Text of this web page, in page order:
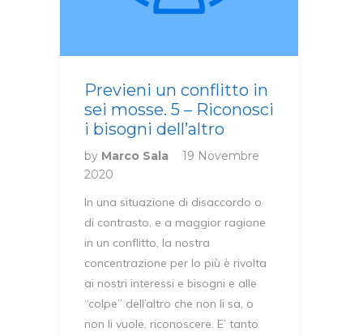
Previeni un conflitto in
sei mosse. 5 – Riconosci
i bisogni dell’altro
by Marco Sala
19 Novembre
2020
In una situazione di disaccordo o
di contrasto, e a maggior ragione
in un conflitto, la nostra
concentrazione per lo più è rivolta
ai nostri interessi e bisogni e alle
“colpe” dell’altro che non li sa, o
non li vuole, riconoscere. E’ tanto